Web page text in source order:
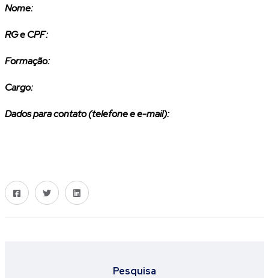
Nome:
RG e CPF:
Formação:
Cargo:
Dados para contato (telefone e e-mail):
Pesquisa